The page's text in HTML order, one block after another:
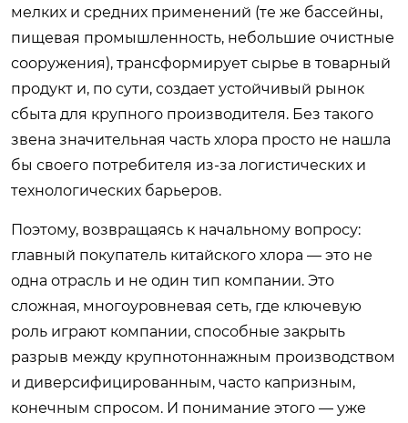
мелких и средних применений (те же бассейны,
пищевая промышленность, небольшие очистные
сооружения), трансформирует сырье в товарный
продукт и, по сути, создает устойчивый рынок
сбыта для крупного производителя. Без такого
звена значительная часть хлора просто не нашла
бы своего потребителя из-за логистических и
технологических барьеров.
Поэтому, возвращаясь к начальному вопросу:
главный покупатель китайского хлора — это не
одна отрасль и не один тип компании. Это
сложная, многоуровневая сеть, где ключевую
роль играют компании, способные закрыть
разрыв между крупнотоннажным производством
и диверсифицированным, часто капризным,
конечным спросом. И понимание этого — уже